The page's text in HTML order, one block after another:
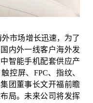
市场增长迅速，为了
内外一线客户海外发
智能手机配套供应产
控屏、 FPC、指纹、
团董事长文开福前瞻
局。未来公司将发挥